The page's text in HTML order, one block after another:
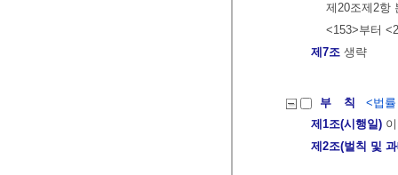
제20조제2항
<153>부터
제7조 생략
부 칙
<법
제1조(시행일)
제2조(벌칙 및